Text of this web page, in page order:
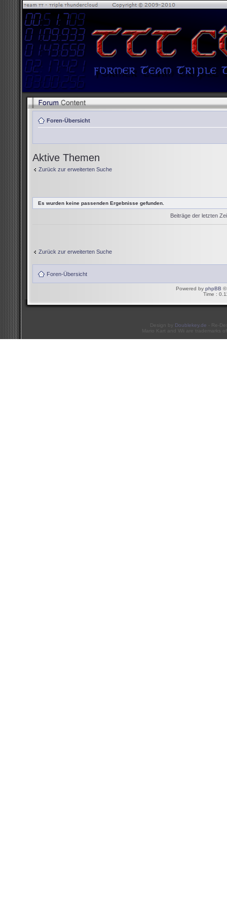
Foren-Übersicht
Aktive Themen
Zurück zur erweiterten Suche
Es wurden keine passenden Ergebnisse gefunden.
Beiträge der letzten
Zurück zur erweiterten Suche
Foren-Übersicht
Powered by phpBB ©
Time :
Design by Doublekey.de - Re-
Mario Kart and Wii are trademarks